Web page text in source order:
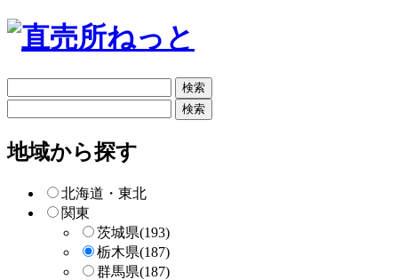
リ
ー
検
索
ー
検
地域から探す
北海道・東北
関東
茨城県(193)
栃木県(187)
群馬県(187)